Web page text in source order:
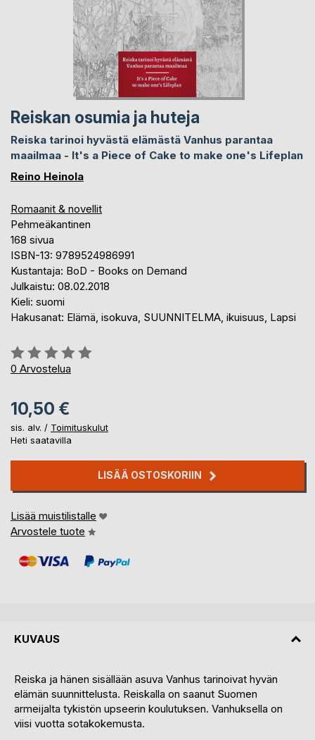
Reiskan osumia ja huteja
Reiska tarinoi hyvästä elämästä Vanhus parantaa
maailmaa - It's a Piece of Cake to make one's Lifeplan
Reino Heinola
Romaanit & novellit
Pehmeäkantinen
168 sivua
ISBN-13: 9789524986991
Kustantaja: BoD - Books on Demand
Julkaistu: 08.02.2018
Kieli: suomi
Hakusanat: Elämä, isokuva, SUUNNITELMA, ikuisuus, Lapsi
Arvostelu::
0%
0 Arvostelua
10,50 €
sis. alv. / Toimituskulut
Heti saatavilla
LISÄÄ OSTOSKORIIN
Lisää muistilistalle
Arvostele tuote
KUVAUS
Reiska ja hänen sisällään asuva Vanhus tarinoivat hyvän
elämän suunnittelusta. Reiskalla on saanut Suomen
armeijalta tykistön upseerin koulutuksen. Vanhuksella on
viisi vuotta sotakokemusta.